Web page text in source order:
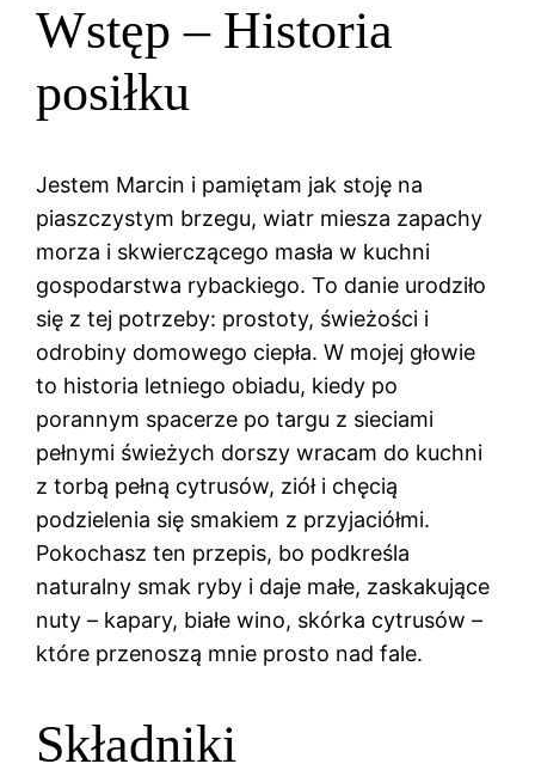
Wstęp – Historia
posiłku
Jestem Marcin i pamiętam jak stoję na
piaszczystym brzegu, wiatr miesza zapachy
morza i skwierczącego masła w kuchni
gospodarstwa rybackiego. To danie urodziło
się z tej potrzeby: prostoty, świeżości i
odrobiny domowego ciepła. W mojej głowie
to historia letniego obiadu, kiedy po
porannym spacerze po targu z sieciami
pełnymi świeżych dorszy wracam do kuchni
z torbą pełną cytrusów, ziół i chęcią
podzielenia się smakiem z przyjaciółmi.
Pokochasz ten przepis, bo podkreśla
naturalny smak ryby i daje małe, zaskakujące
nuty – kapary, białe wino, skórka cytrusów –
które przenoszą mnie prosto nad fale.
Składniki